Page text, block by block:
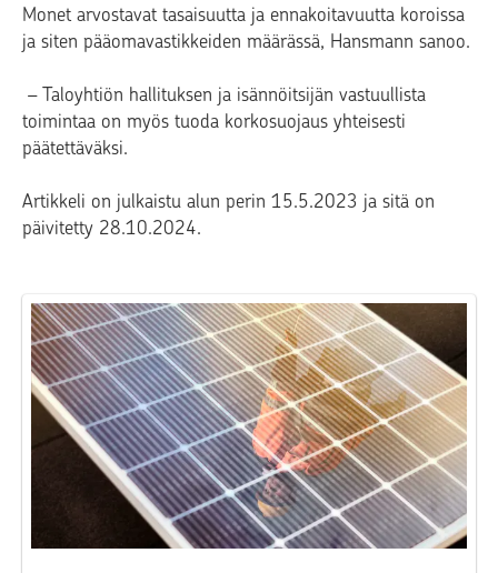
Monet arvostavat tasaisuutta ja ennakoitavuutta koroissa
ja siten pääomavastikkeiden määrässä, Hansmann sanoo.
– Taloyhtiön hallituksen ja isännöitsijän vastuullista
toimintaa on myös tuoda korkosuojaus yhteisesti
päätettäväksi.
Artikkeli on julkaistu alun perin 15.5.2023 ja sitä on
päivitetty 28.10.2024.